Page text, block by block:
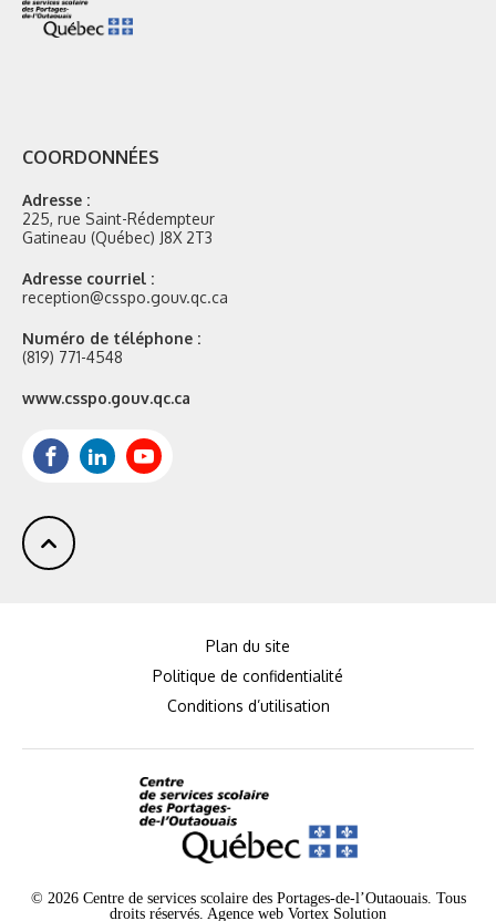
COORDONNÉES
Adresse :
225, rue Saint-Rédempteur
Gatineau (Québec) J8X 2T3
Adresse courriel :
reception@csspo.gouv.qc.ca
Numéro de téléphone :
(819) 771-4548
Site
www.csspo.gouv.qc.ca
FacebookLinkedInYoutube
Plan du site
Politique de confidentialité
Conditions d’utilisation
© 2026 Centre de services scolaire des Portages-de-l’Outaouais. Tous
droits réservés. Agence web Vortex Solution